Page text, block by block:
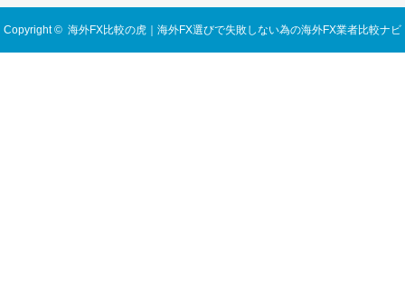
Copyright © 海外FX比較の虎｜海外FX選びで失敗しない為の海外FX業者比較ナビ